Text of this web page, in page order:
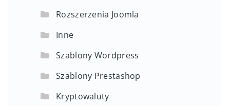
Rozszerzenia Joomla
Inne
Szablony Wordpress
Szablony Prestashop
Kryptowaluty